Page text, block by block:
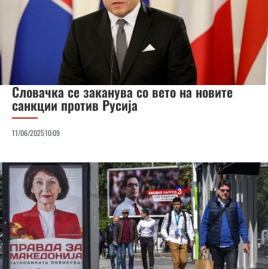
Словачка се заканува со вето на новите
санкции против Русија
11/06/202510:09